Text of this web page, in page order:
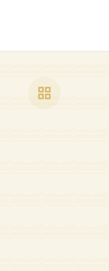
grid_view